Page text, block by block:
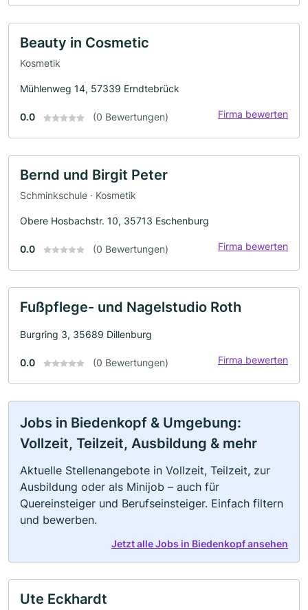
Beauty in Cosmetic
Kosmetik
Mühlenweg 14, 57339 Erndtebrück
0.0 (0 Bewertungen) Firma bewerten
Bernd und Birgit Peter
Schminkschule · Kosmetik
Obere Hosbachstr. 10, 35713 Eschenburg
0.0 (0 Bewertungen) Firma bewerten
Fußpflege- und Nagelstudio Roth
Burgring 3, 35689 Dillenburg
0.0 (0 Bewertungen) Firma bewerten
Jobs in Biedenkopf & Umgebung:
Vollzeit, Teilzeit, Ausbildung & mehr
Aktuelle Stellenangebote in Vollzeit, Teilzeit, zur
Ausbildung oder als Minijob – auch für
Quereinsteiger und Berufseinsteiger. Einfach filtern
und bewerben.
Jetzt alle Jobs in Biedenkopf ansehen
Ute Eckhardt